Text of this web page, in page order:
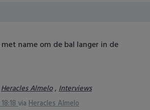
name om de bal langer in de
Heracles Almelo, Interviews
via Heracles Almelo